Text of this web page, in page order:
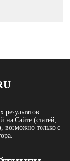
на Сайте (статей,
возможно только с